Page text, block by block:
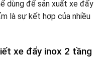
dùng để sản xuất xe đẩy
là sự kết hợp của nhiều
xe đẩy inox 2 tầng